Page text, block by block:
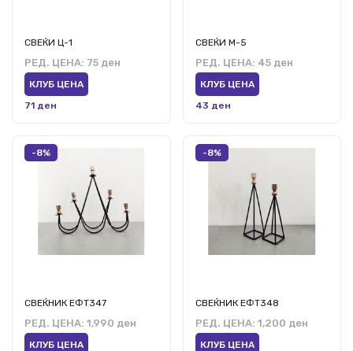
СВЕЌИ Ц-1
РЕД. ЦЕНА: 75 ден
КЛУБ ЦЕНА
71 ден
СВЕЌИ М-5
РЕД. ЦЕНА: 45 ден
КЛУБ ЦЕНА
43 ден
-8%
СВЕЌНИК ЕФТ347
РЕД. ЦЕНА: 1,990 ден
КЛУБ ЦЕНА
-8%
СВЕЌНИК ЕФТ348
РЕД. ЦЕНА: 1,200 ден
КЛУБ ЦЕНА